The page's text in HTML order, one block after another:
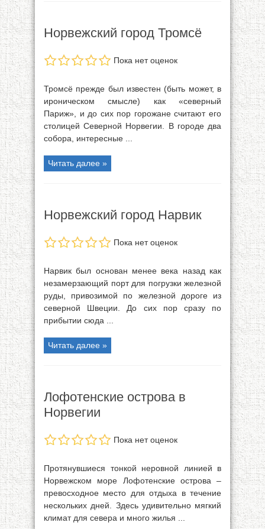
Норвежский город Тромсё
Пока нет оценок
Тромсё прежде был известен (быть может, в
ироническом смысле) как «северный
Париж», и до сих пор горожане считают его
столицей Северной Норвегии. В городе два
собора, интересные ...
Читать далее »
Норвежский город Нарвик
Пока нет оценок
Нарвик был основан менее века назад как
незамерзающий порт для погрузки железной
руды, привозимой по железной дороге из
северной Швеции. До сих пор сразу по
прибытии сюда ...
Читать далее »
Лофотенские острова в
Норвегии
Пока нет оценок
Протянувшиеся тонкой неровной линией в
Норвежском море Лофотенские острова –
превосходное место для отдыха в течение
нескольких дней. Здесь удивительно мягкий
климат для севера и много жилья ...